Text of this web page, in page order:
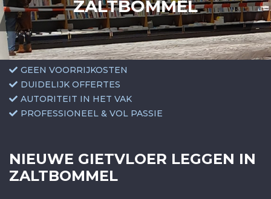
ZALTBOMMEL
GEEN VOORRIJKOSTEN
DUIDELIJK OFFERTES
AUTORITEIT IN HET VAK
PROFESSIONEEL & VOL PASSIE
NIEUWE GIETVLOER LEGGEN IN
ZALTBOMMEL